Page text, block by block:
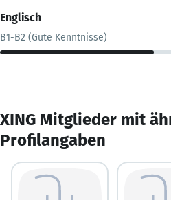
Englisch
B1-B2 (Gute Kenntnisse)
XING Mitglieder mit
Profilangaben